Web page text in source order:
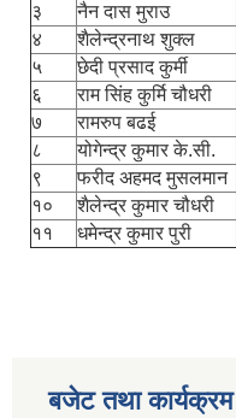
३
नैन दास मुराउ
४
शैलेन्द्रनाथ शुक्ल
५
छेदी प्रसाद कुर्मी
६
राम सिंह कुर्मि चौधरी
७
रामरुप बढई
८
योगेन्द्र कुमार के.सी.
९
फरीद अहमद मुसलमान
१०
शैलेन्द्र कुमार चौधरी
११
धमेन्द्र कुमार पुरी
बजेट तथा कार्यक्रम